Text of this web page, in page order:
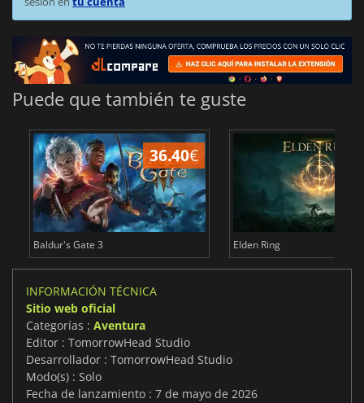
Puede que también te guste
36.40€
Baldur's Gate 3 Elden Ring
INFORMACIÓN TÉCNICA
Sitio web oficial
Categorías : Aventura
Editor : TomorrowHead Studio
Desarrollador : TomorrowHead Studio
Modo(s) : Solo
Fecha de lanzamiento : 7 de mayo de 2026